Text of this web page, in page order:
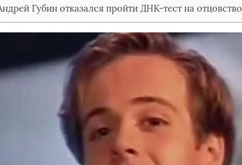
Губин отказался пройти ДНК-тест на отцовство